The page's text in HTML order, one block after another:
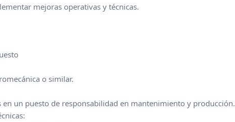
mejoras operativas y técnicas.
o similar.
un puesto de responsabilidad en mantenimiento y producción.